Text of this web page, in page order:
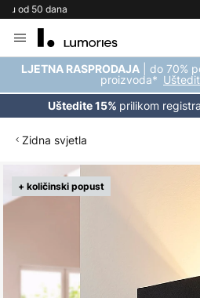
Besplatna dostava za
to
Content
LJETNA RASPRODAJA | do 70%
proizvoda*
Uštedite 15% prilikom
Zidna svjetla
+ količinski popust
the
images